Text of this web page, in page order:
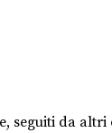
seguiti da